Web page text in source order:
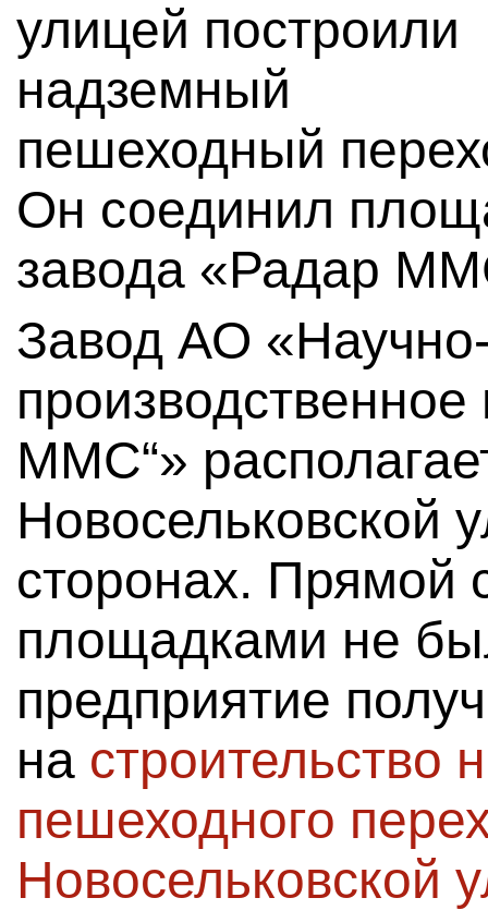
улицей построили
надземный
пешеходный
Он соединил
завода «Радар
Завод АО
ММС“»
Новосельковской
сторонах. Прямой
площадками не
предприятие
на строительство
пешеходного
Новосельковской